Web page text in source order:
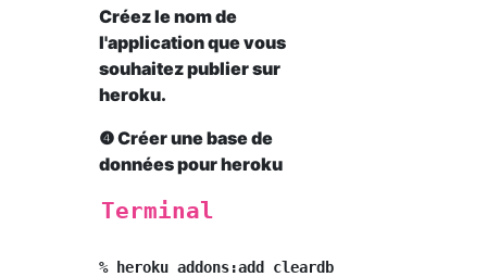
Créez le nom de
l'application que vous
souhaitez publier sur
heroku.
❹ Créer une base de
données pour heroku
Terminal